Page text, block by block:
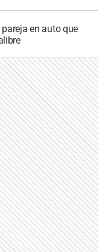
en auto que